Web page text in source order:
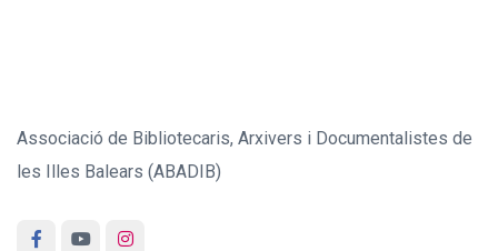
Associació de Bibliotecaris, Arxivers i Documentalistes de
les Illes Balears (ABADIB)